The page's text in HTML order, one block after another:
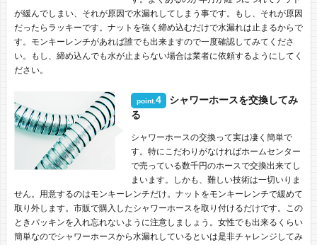
が緩んでしまい、それが原因で水漏れしてしまう事です。もし、それが原因
だったらラッキーです。ナットを強く締め込むだけで水漏れは止まるからで
す。モンキーレンチがあれば誰でも出来ますので一度確認してみてくださ
い。もし、締め込んでも水が止まらない場合は業者に依頼するようにしてく
ださい。
point.4
シャワーホースを交換してみ
る
シャワーホースの交換って実は凄く簡単で
す。特にこだわりがなければホームセンター
で売っている数千円のホースで交換出来てし
まいます。しかも、難しい技術は一切いりま
せん。用意するのはモンキーレンチだけ。ナットをモンキーレンチで緩めて
取り外します。市販で購入したシャワーホースを取り付けるだけです。この
ときパッキンを入れ忘れないように注意しましょう。女性でも出来るくらい
簡単なのでシャワーホースから水漏れしているといは是非チャレンジしてみ